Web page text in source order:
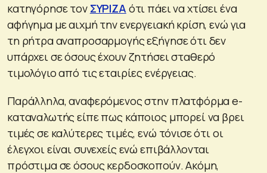
κατηγόρησε τον ΣΥΡΙΖΑ ότι πάει να χτίσει ένα
αφήγημα με αιχμή την ενεργειακή κρίση, ενώ για
τη ρήτρα αναπροσαρμογής εξήγησε ότι δεν
υπάρχει σε όσους έχουν ζητήσει σταθερό
τιμολόγιο από τις εταιρίες ενέργειας.
Παράλληλα, αναφερόμενος στην πλατφόρμα e-
καταναλωτής είπε πως κάποιος μπορεί να βρει
τιμές σε καλύτερες τιμές, ενώ τόνισε ότι οι
έλεγχοι είναι συνεχείς ενώ επιβάλλονται
πρόστιμα σε όσους κερδοσκοπούν. Ακόμη,